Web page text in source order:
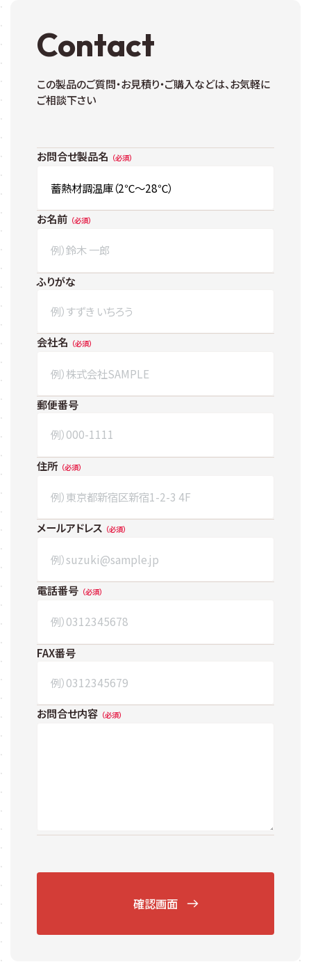
Contact
この製品のご質問・お見積り・ご購入などは、お気軽に
ご相談下さい
お問合せ製品名
お名前
ふりがな
会社名
郵便番号
住所
メールアドレス
電話番号
FAX番号
お問合せ内容